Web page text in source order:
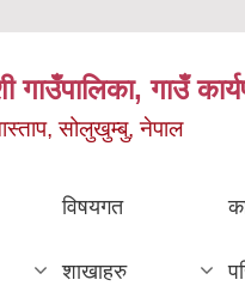
गाउँपालिका, गाउँ
सोलुखुम्बु, नेपाल
विषयगत
शाखाहरु